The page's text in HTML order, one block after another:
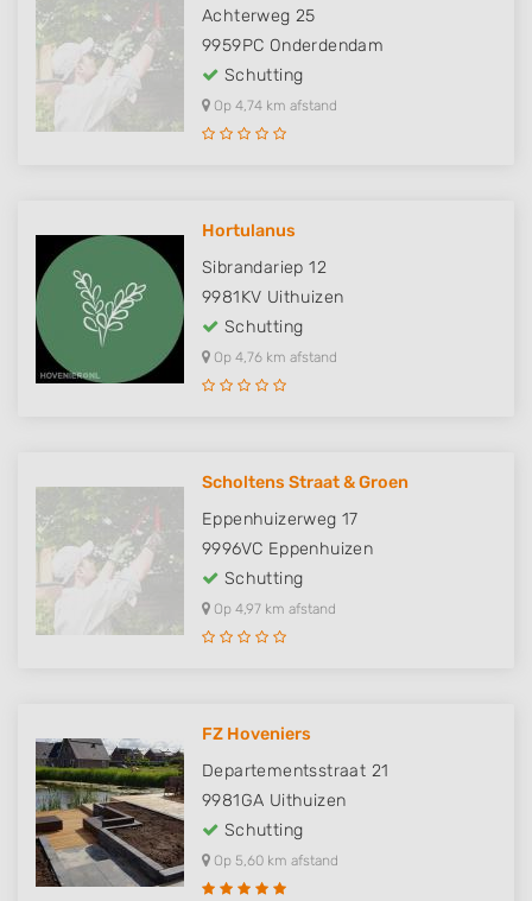
Achterweg 25
9959PC Onderdendam
Schutting
Op 4,74 km afstand
Hortulanus
Sibrandariep 12
9981KV Uithuizen
Schutting
Op 4,76 km afstand
Scholtens Straat & Groen
Eppenhuizerweg 17
9996VC Eppenhuizen
Schutting
Op 4,97 km afstand
FZ Hoveniers
Departementsstraat 21
9981GA Uithuizen
Schutting
Op 5,60 km afstand